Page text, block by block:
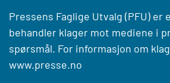
Pressens Faglige Utvalg (PFU) er
behandler klager mot mediene i
spørsmål. For informasjon om
www.presse.no